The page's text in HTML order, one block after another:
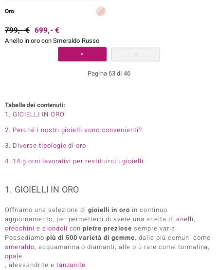
Oro
799,- € 699,- €
Anello in oro con Smeraldo Russo
< >
Pagina 63 di 46
Tabella dei contenuti:
1. GIOIELLI IN ORO
2. Perché i nostri gioielli sono convenienti?
3. Diverse tipologie di oro
4. 14 giorni lavorativi per restituirci i gioielli
1. GIOIELLI IN ORO
Offriamo una selezione digioielli in oro in continuo
aggiornamento, per permetterti di avere una scelta di anelli,
orecchini e ciondoli conpietre preziose sempre varia.
Possediamo più di 500 varietà di gemme, dalle più comuni come
smeraldo, acquamarina o diamanti, alle più rare come tormalina,
opale.
, alessandrite e tanzanite.